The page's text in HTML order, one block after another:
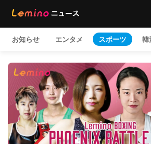
お知らせ エンタメ スポーツ 韓